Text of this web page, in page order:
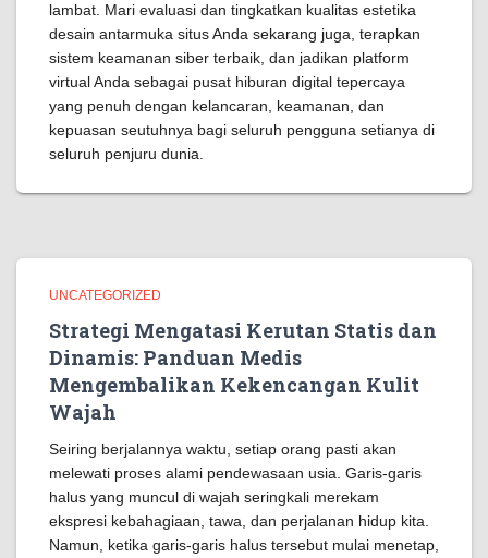
lambat. Mari evaluasi dan tingkatkan kualitas estetika
desain antarmuka situs Anda sekarang juga, terapkan
sistem keamanan siber terbaik, dan jadikan platform
virtual Anda sebagai pusat hiburan digital tepercaya
yang penuh dengan kelancaran, keamanan, dan
kepuasan seutuhnya bagi seluruh pengguna setianya di
seluruh penjuru dunia.
UNCATEGORIZED
Strategi Mengatasi Kerutan Statis dan
Dinamis: Panduan Medis
Mengembalikan Kekencangan Kulit
Wajah
Seiring berjalannya waktu, setiap orang pasti akan
melewati proses alami pendewasaan usia. Garis-garis
halus yang muncul di wajah seringkali merekam
ekspresi kebahagiaan, tawa, dan perjalanan hidup kita.
Namun, ketika garis-garis halus tersebut mulai menetap,